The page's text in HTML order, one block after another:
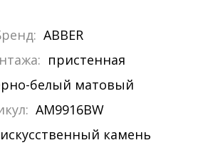
ABBER
пристенная
белый матовый
AM9916BW
искусственный камень